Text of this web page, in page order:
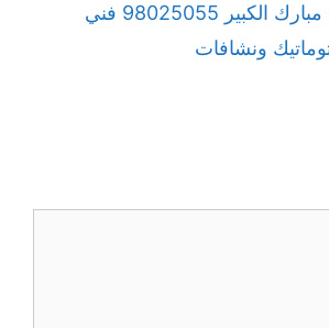
فني غسالات مبارك الكبير 98025055 فني
ونشافات